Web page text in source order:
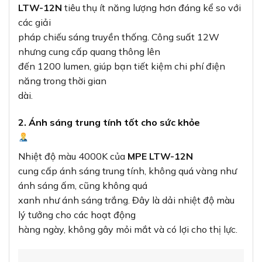
LTW-12N tiêu thụ ít năng lượng hơn đáng kể so với
các giải
pháp chiếu sáng truyền thống. Công suất 12W
nhưng cung cấp quang thông lên
đến 1200 lumen, giúp bạn tiết kiệm chi phí điện
năng trong thời gian
dài.
2. Ánh sáng trung tính tốt cho sức khỏe
Nhiệt độ màu 4000K của MPE LTW-12N
cung cấp ánh sáng trung tính, không quá vàng như
ánh sáng ấm, cũng không quá
xanh như ánh sáng trắng. Đây là dải nhiệt độ màu
lý tưởng cho các hoạt động
hàng ngày, không gây mỏi mắt và có lợi cho thị lực.